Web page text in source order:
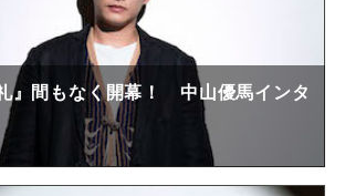
』間もなく開幕！ 中山優馬インタ